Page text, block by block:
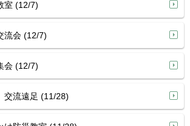
室 (12/7)
流会 (12/7)
会 (12/7)
流遠足 (11/28)